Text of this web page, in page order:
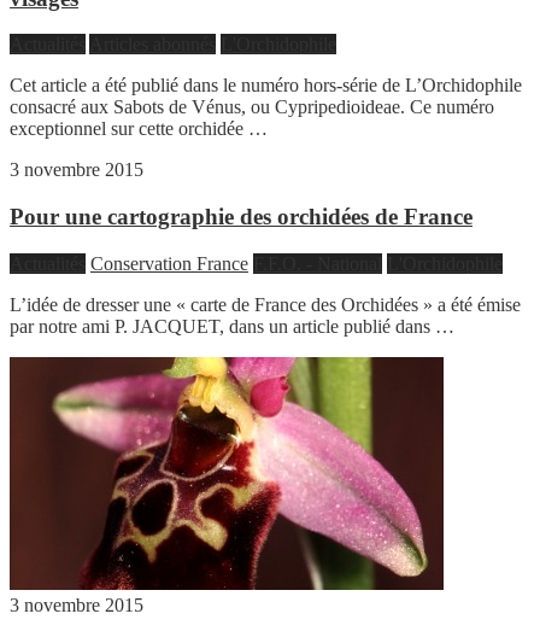
Cet article a été publié dans le numéro hors-série de L’Orchidophile
consacré aux Sabots de Vénus, ou Cypripedioideae. Ce numéro
exceptionnel sur cette orchidée …
3 novembre 2015
Pour une cartographie des orchidées de France
Conservation France
L’idée de dresser une « carte de France des Orchidées » a été émise
par notre ami P. JACQUET, dans un article publié dans …
3 novembre 2015